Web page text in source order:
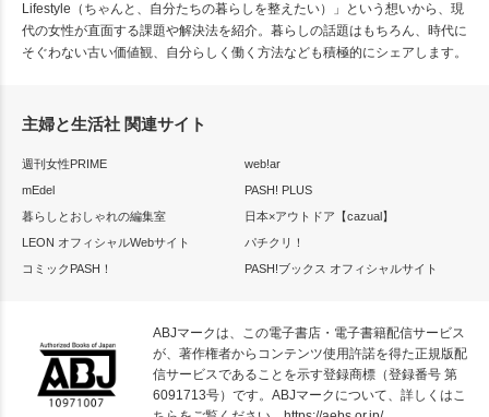
Lifestyle（ちゃんと、自分たちの暮らしを整えたい）」という想いから、現
代の女性が直面する課題や解決法を紹介。暮らしの話題はもちろん、時代に
そぐわない古い価値観、自分らしく働く方法なども積極的にシェアします。
主婦と生活社 関連サイト
週刊女性PRIME
web!ar
mEdel
PASH! PLUS
暮らしとおしゃれの編集室
日本×アウトドア【cazual】
LEON オフィシャルWebサイト
パチクリ！
コミックPASH！
PASH!ブックス オフィシャルサイト
ABJマークは、この電子書店・電子書籍配信サービス
が、著作権者からコンテンツ使用許諾を得た正規版配
信サービスであることを示す登録商標（登録番号 第
6091713号）です。ABJマークについて、詳しくはこ